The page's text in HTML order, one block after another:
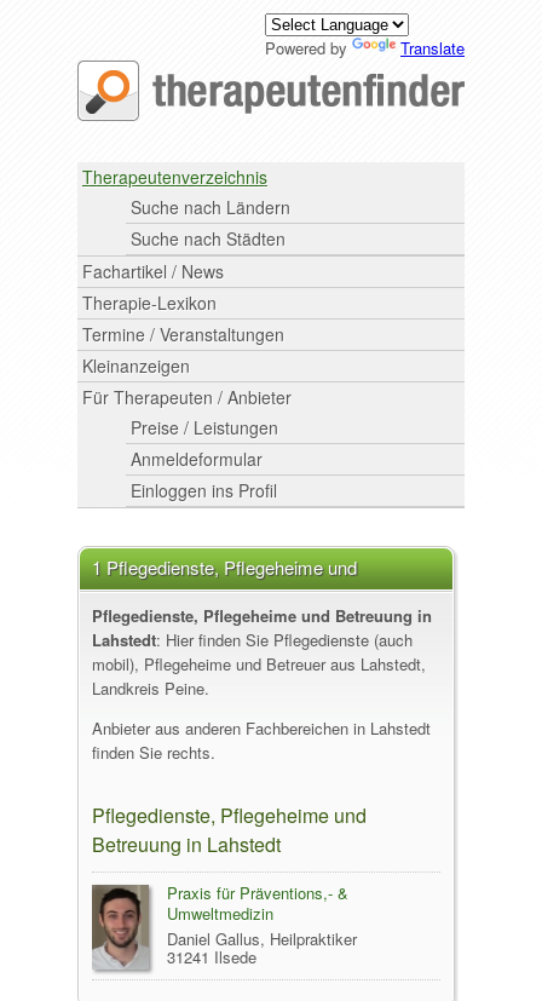
Powered by Translate
Therapeutenverzeichnis
Suche nach Ländern
Suche nach Städten
Fachartikel / News
Therapie-Lexikon
Termine / Veranstaltungen
Kleinanzeigen
Für Therapeuten / Anbieter
Preise / Leistungen
Anmeldeformular
Einloggen ins Profil
1 Pflegedienste, Pflegeheime und
Betreuung in Lahstedt
Pflegedienste, Pflegeheime und Betreuung in
Lahstedt: Hier finden Sie Pflegedienste (auch
mobil), Pflegeheime und Betreuer aus Lahstedt,
Landkreis Peine.
Anbieter aus anderen Fachbereichen in Lahstedt
finden Sie rechts.
Pflegedienste, Pflegeheime und
Betreuung in Lahstedt
Praxis für Präventions,- &
Umweltmedizin
Daniel Gallus, Heilpraktiker
31241 Ilsede